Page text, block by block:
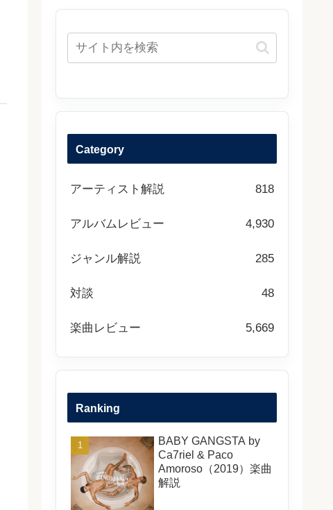
Category
アーティスト解説 818
アルバムレビュー 4,930
ジャンル解説 285
対談 48
楽曲レビュー 5,669
Ranking
BABY GANGSTA by
Ca7riel & Paco
Amoroso（2019）楽曲
解説